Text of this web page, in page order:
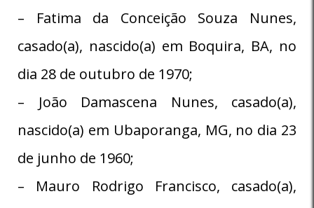
– Fatima da Conceição Souza Nunes,
casado(a), nascido(a) em Boquira, BA, no
dia 28 de outubro de 1970;
– João Damascena Nunes, casado(a),
nascido(a) em Ubaporanga, MG, no dia 23
de junho de 1960;
– Mauro Rodrigo Francisco, casado(a),